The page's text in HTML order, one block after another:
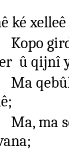
ké
Kopo
û qijnî
Ma
Ma, ma